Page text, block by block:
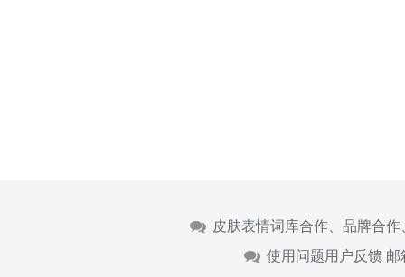
皮肤表情词库合作、品牌合
使用问题用户反馈 邮